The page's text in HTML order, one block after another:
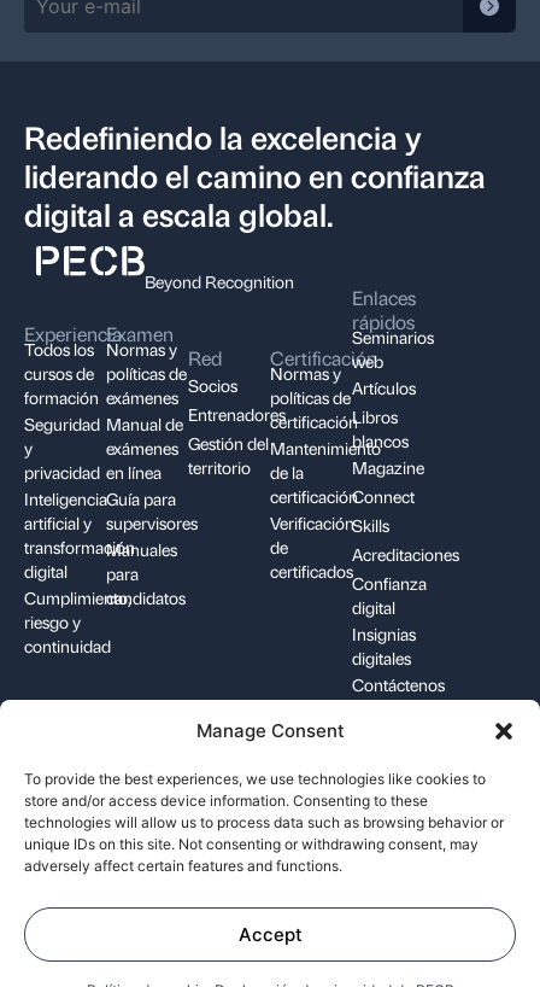
Manage Consent
To provide the best experiences, we use technologies like cookies to
store and/or access device information. Consenting to these
technologies will allow us to process data such as browsing behavior or
unique IDs on this site. Not consenting or withdrawing consent, may
adversely affect certain features and functions.
Accept
Redefiniendo la excelencia y
liderando el camino en confianza
digital a escala global.
Beyond Recognition
Experiencia
Todos los
cursos de
formación
Seguridad
y
privacidad
Inteligencia
artificial y
transformación
digital
Cumplimiento,
riesgo y
continuidad
Examen
Normas y
políticas de
exámenes
Manual de
exámenes
en línea
Guía para
supervisores
Manuales
para
candidatos
Red
Socios
Entrenadores
Gestión del
territorio
Certificación
Normas y
políticas de
certificación
Mantenimiento
de la
certificación
Verificación
de
certificados
Enlaces
rápidos
Seminarios
web
Artículos
Libros
blancos
Magazine
Connect
Skills
Acreditaciones
Confianza
digital
Insignias
digitales
Contáctenos
©
Professional Evaluation and Certification Board. Todos los
derechos reservados.
Términos y
Privacidad de los
Política de